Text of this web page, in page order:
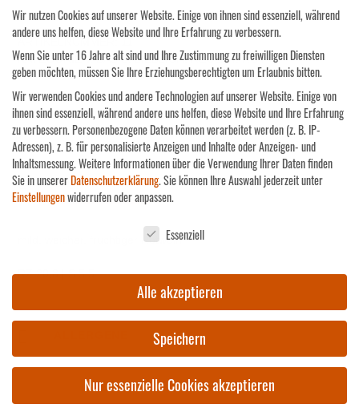
Menge
ARTIKELNUMMER:
KATEGORIEN: BASIS,LIEBLICH,REGENT,ROT
PRODUKT TEILEN:
BESCHREIBUNG
mild, weicher, fruchtiger Rotwein
RZ 20,8 | S 5,5
Wir nutzen Cookies auf unserer Website. Einige von ihnen sind essenziell, während
andere uns helfen, diese Website und Ihre Erfahrung zu verbessern.
Wenn Sie unter 16 Jahre alt sind und Ihre Zustimmung zu freiwilligen Diensten
geben möchten, müssen Sie Ihre Erziehungsberechtigten um Erlaubnis bitten.
Wir verwenden Cookies und andere Technologien auf unserer Website. Einige von
ihnen sind essenziell, während andere uns helfen, diese Website und Ihre Erfahrung
zu verbessern.Personenbezogene Daten können verarbeitet werden (z. B. IP-
Adressen), z. B. für personalisierte Anzeigen und Inhalte oder Anzeigen- und
Inhaltsmessung.Weitere Informationen über die Verwendung Ihrer Daten finden
Sie in unsererDatenschutzerklärung.Sie können Ihre Auswahl jederzeit unter
Einstellungenwiderrufen oder anpassen.
Essenziell
Alle akzeptieren
Speichern
Nur essenzielle Cookies akzeptieren